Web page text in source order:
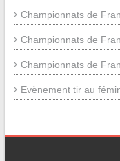
Championnats de
Championnats de
Championnats de
Evènement tir au